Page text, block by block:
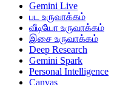
Gemini Live
பட உருவாக்கம்
வீடியோ உருவாக்கம்
இசை உருவாக்கம்
Deep Research
Gemini Spark
Personal Intelligence
Canvas